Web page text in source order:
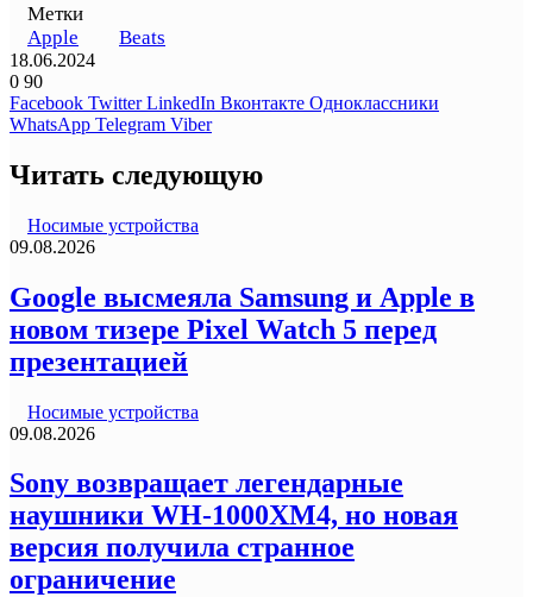
Метки
Apple
Beats
18.06.2024
0 90
Facebook Twitter LinkedIn Вконтакте Одноклассники
WhatsApp Telegram Viber
Читать следующую
Носимые устройства
09.08.2026
Google высмеяла Samsung и Apple в
новом тизере Pixel Watch 5 перед
презентацией
Носимые устройства
09.08.2026
Sony возвращает легендарные
наушники WH-1000XM4, но новая
версия получила странное
ограничение